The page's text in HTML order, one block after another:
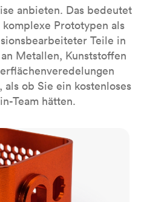
anbieten. Das bedeutet
Prototypen als
Teile in
Metallen, Kunststoffen
als ob Sie ein kostenloses
Team hätten.